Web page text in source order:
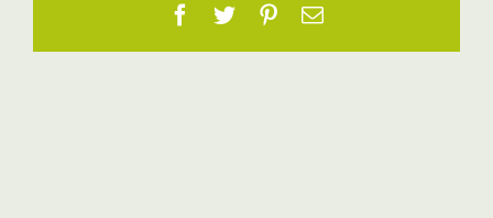
Facebook
TwitterPinterest
E-